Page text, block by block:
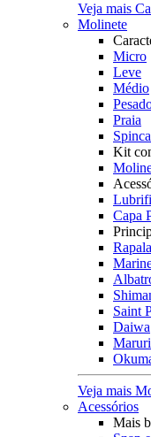
Veja mais
Molinete
Micro
Leve
Médio
Praia
Kit
Capa
Rapala
Saint
Daiwa
Maruri
Veja mais
Acessórios
Mais